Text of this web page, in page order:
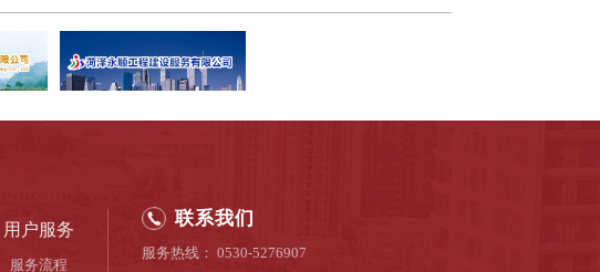
用户服务
服务流程
联系我们
服务热线： 0530-5276907